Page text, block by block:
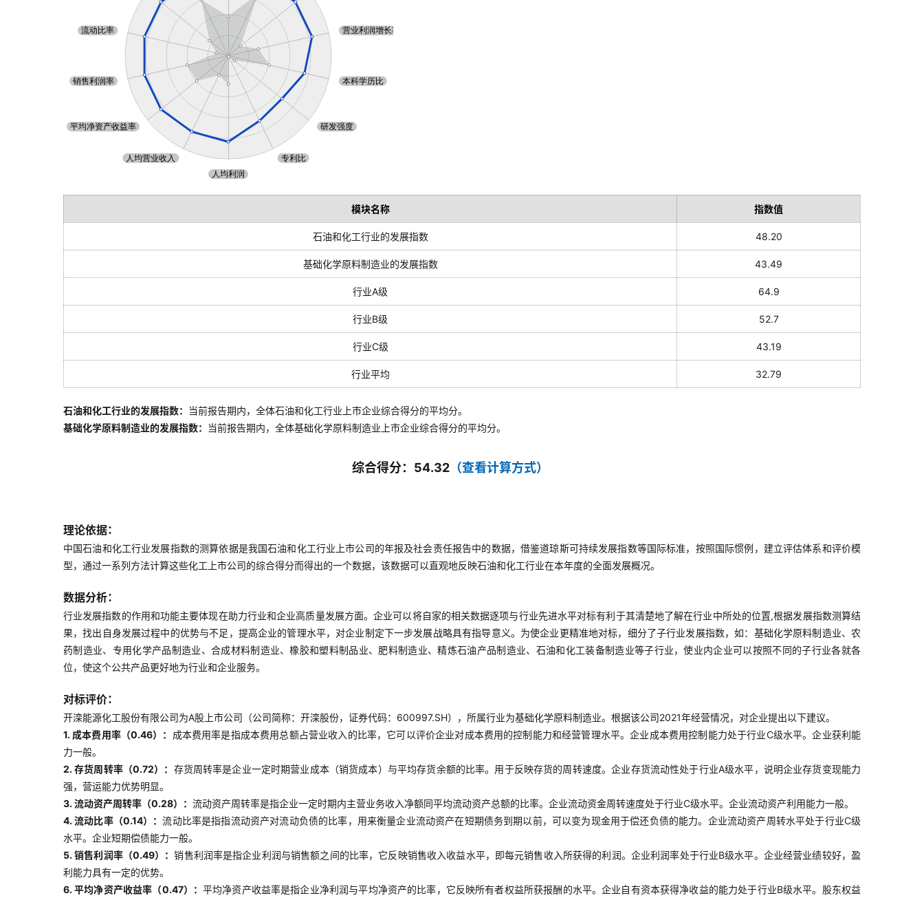
模块名称 指数值
石油和化工行业的发展指数 48.20
基础化学原料制造业的发展指数 43.49
行业A级 64.9
行业B级 52.7
行业C级 43.19
行业平均 32.79
石油和化工行业的发展指数： 当前报告期内，全体石油和化工行业上市企业综合得分的平均分。
基础化学原料制造业的发展指数： 当前报告期内，全体基础化学原料制造业 上市企业综合得分的平均分。
综合得分：54.32 （查看计算方式）
理论依据：
中国石油和化工行业发展指数的测算依据是我国石油和化工行业上市公司的年报及社会责任报告中的数据，借鉴道琼斯可持续发展指数等国际标准，按照国际惯例，建立评估体系和评价模
型，通过一系列方法计算这些化工上市公司的综合得分而得出的一个数据，该数据可以直观地反映石油和化工行业在本年度的全面发展概况。
数据分析：
行业发展指数的作用和功能主要体现在助力行业和企业高质量发展方面。企业可以将自家的相关数据逐项与行业先进水平对标有利于其清楚地了解在行业中所处的位置,根据发展指数测算结
果，找出自身发展过程中的优势与不足，提高企业的管理水平，对企业制定下一步发展战略具有指导意义。为使企业更精准地对标，细分了子行业发展指数，如：基础化学原料制造业、农
药制造业、专用化学产品制造业、合成材料制造业、橡胶和塑料制品业、肥料制造业、精炼石油产品制造业、石油和化工装备制造业等子行业，使业内企业可以按照不同的子行业各就各
位，使这个公共产品更好地为行业和企业服务。
对标评价：
开滦能源化工股份有限公司为A股上市公司（公司简称：开滦股份，证券代码：600997.SH），所属行业为基础化学原料制造业。根据该公司2021年经营情况，对企业提出以下建议。
1. 成本费用率（0.46）： 成本费用率是指成本费用总额占营业收入的比率，它可以评价企业对成本费用的控制能力和经营管理水平。企业成本费用控制能力处于行业C级水平。企业获利能
力一般。
2. 存货周转率（0.72）： 存货周转率是企业一定时期营业成本（销货成本）与平均存货余额的比率。用于反映存货的周转速度。企业存货流动性处于行业A级水平，说明企业存货变现能力
强，营运能力优势明显。
3. 流动资产周转率（0.28）： 流动资产周转率是指企业一定时期内主营业务收入净额同平均流动资产总额的比率。企业流动资金周转速度处于行业C级水平。企业流动资产利用能力一般。
4. 流动比率（0.14）：流动比率是指指流动资产对流动负债的比率，用来衡量企业流动资产在短期债务到期以前，可以变为现金用于偿还负债的能力。企业流动资产周转水平处于行业C级
水平。企业短期偿债能力一般。
5. 销售利润率（0.49）：销售利润率是指企业利润与销售额之间的比率，它反映销售收入收益水平，即每元销售收入所获得的利润。企业利润率处于行业B级水平。企业经营业绩较好，盈
利能力具有一定的优势。
6. 平均净资产收益率（0.47）： 平均净资产收益率是指企业净利润与平均净资产的比率，它反映所有者权益所获报酬的水平。企业自有资本获得净收益的能力处于行业B级水平。股东权益